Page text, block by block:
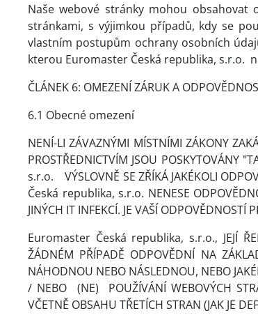
Naše webové stránky mohou obsahovat
stránkami, s výjimkou případů, kdy se
vlastním postupům ochrany osobních
kterou Euromaster Česká republika, s.r.o.
ČLÁNEK 6: OMEZENÍ ZÁRUK A
6.1 Obecné omezení
NENÍ-LI ZÁVAZNÝMI MÍSTNÍMI ZÁKONY
PROSTŘEDNICTVÍM JSOU POSKYTOVÁNY
s.r.o.
VÝSLOVNĚ SE ZŘÍKÁ JAKÉKOLI
Česká republika, s.r.o. NENESE
JINÝCH IT INFEKCÍ. JE VAŠÍ ODPOVĚDNOSTÍ
Euromaster Česká republika, s.r.o., JEJÍ
ŽÁDNÉM PŘÍPADĚ ODPOVĚDNÍ NA
NÁHODNOU NEBO NÁSLEDNOU, NEBO
/ NEBO
(NE)
POUŽÍVÁNÍ WEBOVÝCH
VČETNĚ OBSAHU TŘETÍCH STRAN (JAK JE